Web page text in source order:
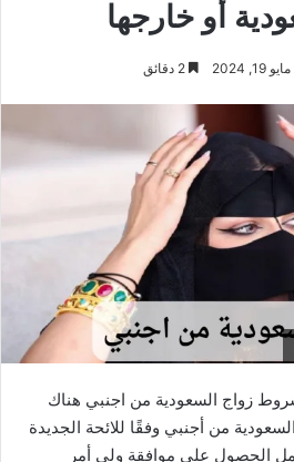
أو خارجها
2024 2 دقائق
زواج السعودية من اجنبي هناك
من أجنبي وفقًا للائحة الجديدة
الحصول على موافقة ولي أمر